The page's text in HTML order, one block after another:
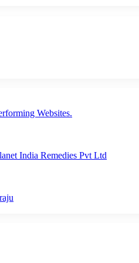
Websites.
India Remedies Pvt Ltd